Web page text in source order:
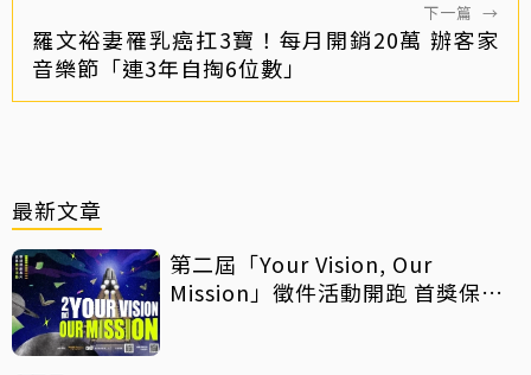
下一篇 →
羅文裕妻罹乳癌扛3寶！每月開銷20萬 辦客家
音樂節「連3年自掏6位數」
最新文章
第二屆「Your Vision, Our
Mission」徵件活動開跑 首獎保證